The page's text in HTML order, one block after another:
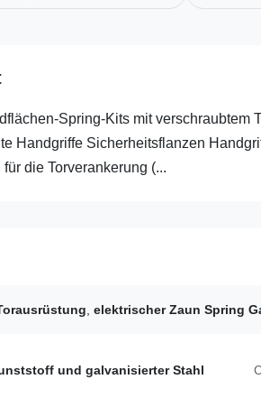
Spring-Kits mit
Handgriffe Sicherheitsflanzen
die Torverankerung (...
elektrischer Zaun Spring
und galvanisierter Stahl